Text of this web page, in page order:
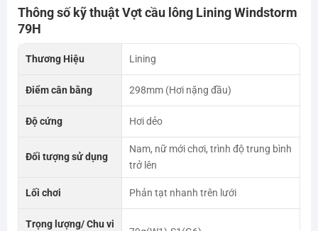
Thông số kỹ thuật Vợt cầu lông Lining Windstorm
79H
Thương Hiệu Lining
Điểm cân bằng 298mm (Hơi nặng đầu)
Độ cứng Hơi dẻo
Đối tượng sử dụng
Nam, nữ mới chơi, trình độ trung bình
trở lên
Lối chơi Phản tạt nhanh trên lưới
Trọng lượng/ Chu vi